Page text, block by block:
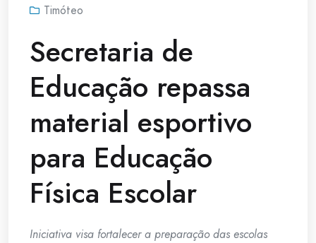
Timóteo
Secretaria de
Educação repassa
material esportivo
para Educação
Física Escolar
Iniciativa visa fortalecer a preparação das escolas